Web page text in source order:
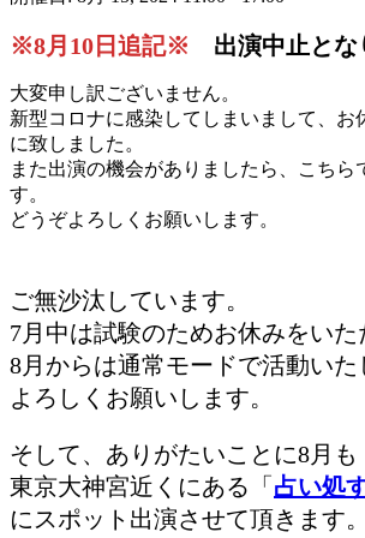
※8月10日追記※ 出演中止とな
大変申し訳ございません。
新型コロナに感染してしまいまして、お
に致しました。
また出演の機会がありましたら、こちら
す。
どうぞよろしくお願いします。
ご無沙汰しています。
7月中は試験のためお休みをいた
8月からは通常モードで活動い
よろしくお願いします。
そして、ありがたいことに8月も
東京大神宮近くにある「 占い処
にスポット出演させて頂きます。